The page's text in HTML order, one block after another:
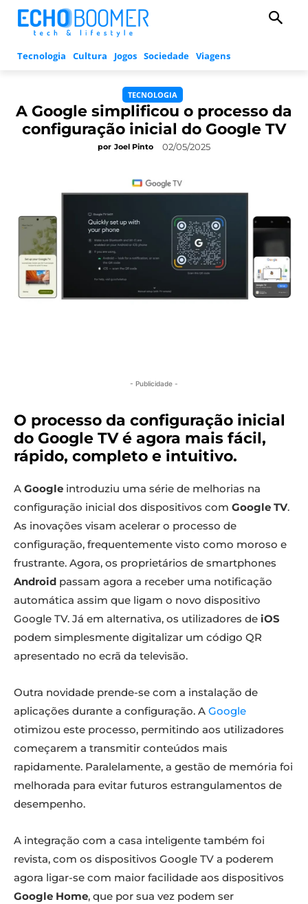
Tecnologia Cultura Jogos Sociedade Viagens
TECNOLOGIA
A Google simplificou o processo da
configuração inicial do Google TV
por Joel Pinto 02/05/2025
- Publicidade -
O processo da configuração inicial
do Google TV é agora mais fácil,
rápido, completo e intuitivo.
A Google introduziu uma série de melhorias na
configuração inicial dos dispositivos com Google TV.
As inovações visam acelerar o processo de
configuração, frequentemente visto como moroso e
frustrante. Agora, os proprietários de smartphones
Android passam agora a receber uma notificação
automática assim que ligam o novo dispositivo
Google TV. Já em alternativa, os utilizadores de iOS
podem simplesmente digitalizar um código QR
apresentado no ecrã da televisão.
Outra novidade prende-se com a instalação de
aplicações durante a configuração. A Google
otimizou este processo, permitindo aos utilizadores
começarem a transmitir conteúdos mais
rapidamente. Paralelamente, a gestão de memória foi
melhorada para evitar futuros estrangulamentos de
desempenho.
A integração com a casa inteligente também foi
revista, com os dispositivos Google TV a poderem
agora ligar-se com maior facilidade aos dispositivos
Google Home, que por sua vez podem ser